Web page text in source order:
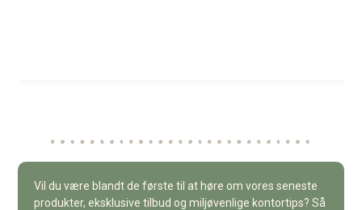
Vil du være blandt de første til at høre om vores seneste
produkter, eksklusive tilbud og miljøvenlige kontortips? Så